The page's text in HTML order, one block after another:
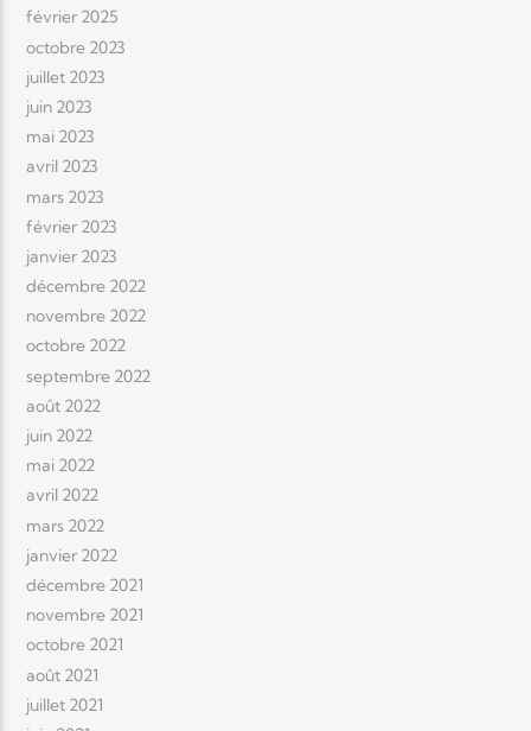
février 2025
octobre 2023
juillet 2023
juin 2023
mai 2023
avril 2023
mars 2023
février 2023
janvier 2023
décembre 2022
novembre 2022
octobre 2022
septembre 2022
août 2022
juin 2022
mai 2022
avril 2022
mars 2022
janvier 2022
décembre 2021
novembre 2021
octobre 2021
août 2021
juillet 2021